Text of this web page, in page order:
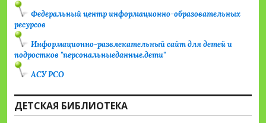
Федеральный центр информационно-образовательных
ресурсов
Информационно-развлекательный сайт для детей и
подростков "персональныеданные.дети"
АСУ РСО
ДЕТСКАЯ БИБЛИОТЕКА